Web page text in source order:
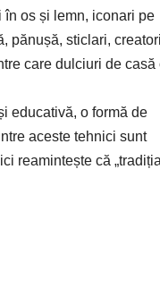
în os și lemn, iconari pe
pănușă, sticlari,
care dulciuri de casă
educativă, o formă de
aceste tehnici sunt
reamintește că